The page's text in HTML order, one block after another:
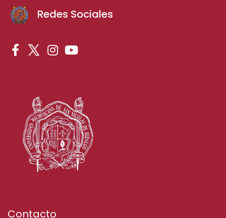
Redes Sociales
Contacto